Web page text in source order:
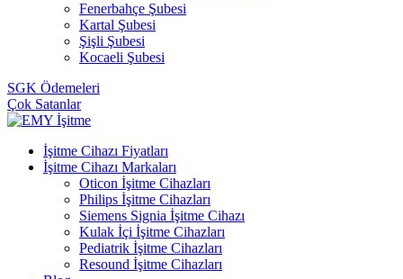
Fenerbahçe Şubesi
Kartal Şubesi
Şişli Şubesi
Kocaeli Şubesi
SGK Ödemeleri
Çok Satanlar
İşitme Cihazı Fiyatları
İşitme Cihazı Markaları
Oticon İşitme Cihazları
Philips İşitme Cihazları
Siemens Signia İşitme Cihazı
Kulak İçi İşitme Cihazları
Pediatrik İşitme Cihazları
Resound İşitme Cihazları